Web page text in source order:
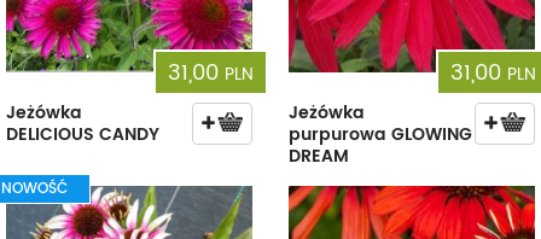
31,00 PLN
Jeżówka
DELICIOUS CANDY
31,00 PLN
Jeżówka
purpurowa GLOWING
DREAM
NOWOŚĆ